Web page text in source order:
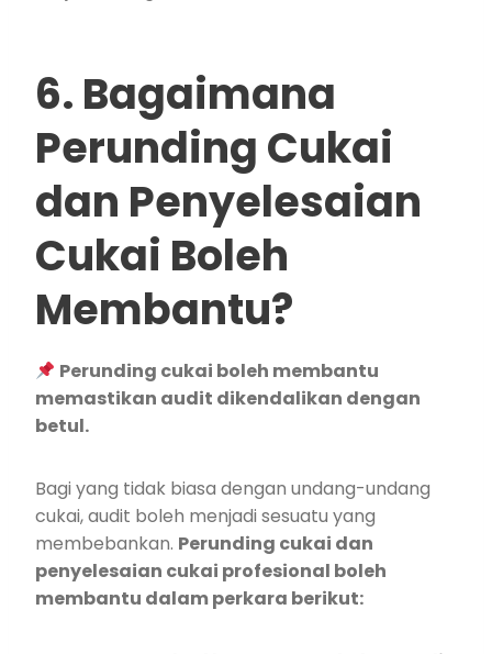
6. Bagaimana
Perunding Cukai
dan Penyelesaian
Cukai Boleh
Membantu?
Perunding cukai boleh membantu
memastikan audit dikendalikan dengan
betul.
Bagi yang tidak biasa dengan undang-undang
cukai, audit boleh menjadi sesuatu yang
membebankan. Perunding cukai dan
penyelesaian cukai profesional boleh
membantu dalam perkara berikut: